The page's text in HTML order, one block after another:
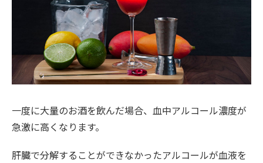
一度に大量のお酒を飲んだ場合、血中アルコール濃度が
急激に高くなります。
肝臓で分解することができなかったアルコールが血液を